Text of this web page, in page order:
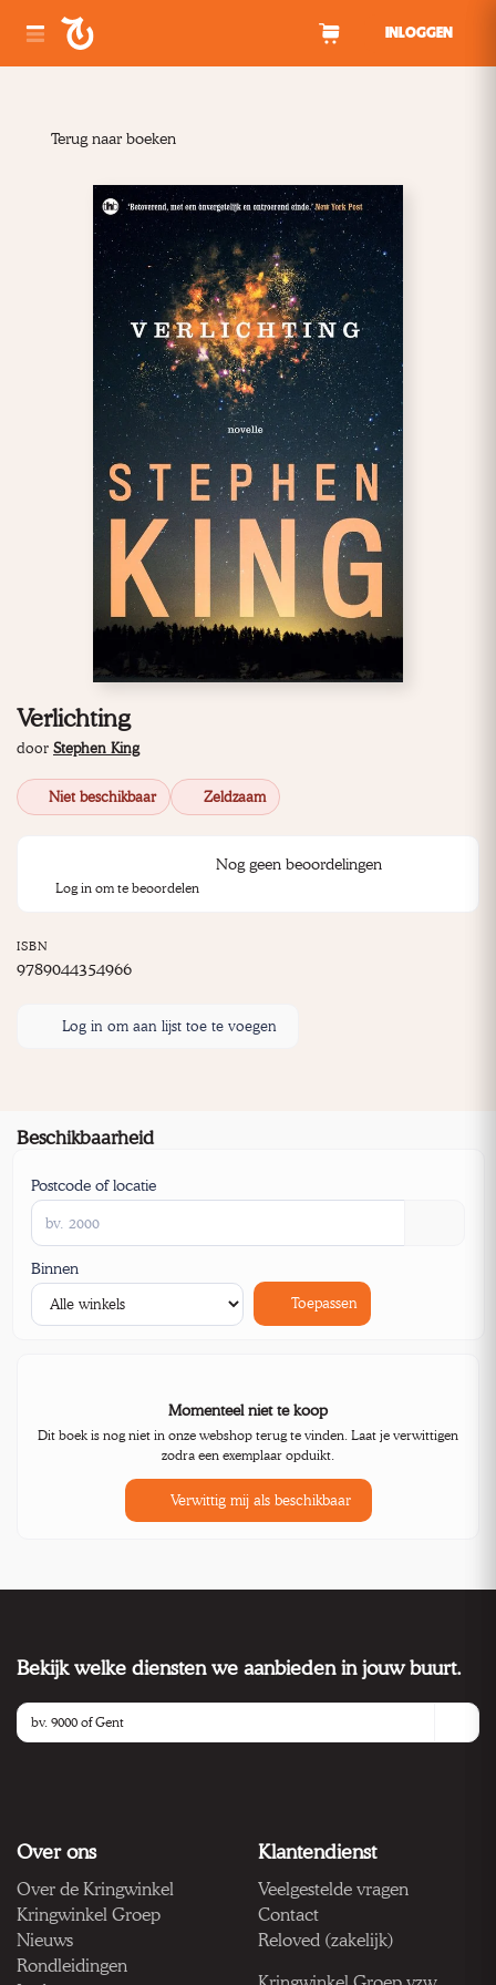
INLOGGEN
Terug naar boeken
Verlichting
door Stephen King
Niet beschikbaar Zeldzaam
Nog geen beoordelingen
Log in om te beoordelen
ISBN
9789044354966
Log in om aan lijst toe te voegen
Beschikbaarheid
Postcode of locatie
Binnen
Toepassen
Momenteel niet te koop
Dit boek is nog niet in onze webshop terug te vinden. Laat je verwittigen
zodra een exemplaar opduikt.
Verwittig mij als beschikbaar
Bekijk welke diensten we aanbieden in jouw buurt.
Over ons
Over de Kringwinkel
Kringwinkel Groep
Nieuws
Rondleidingen
Klantendienst
Veelgestelde vragen
Contact
Reloved (zakelijk)